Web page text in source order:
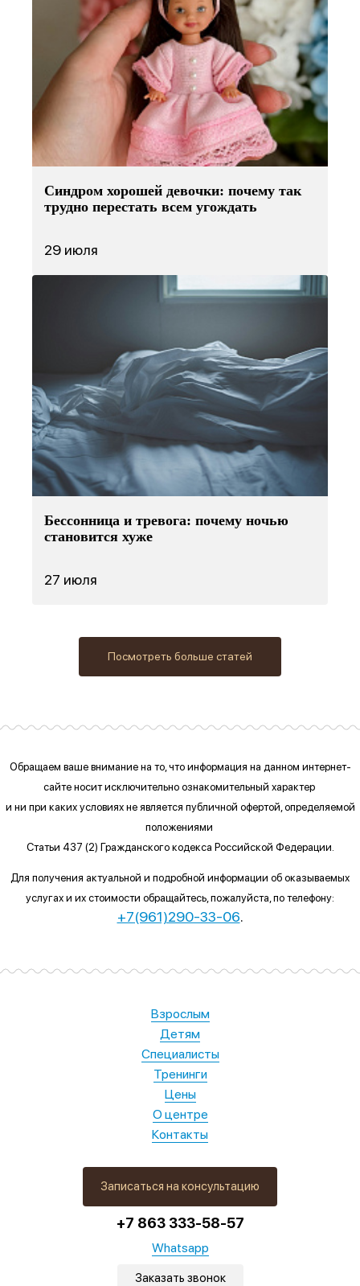
Синдром хорошей девочки: почему так
трудно перестать всем угождать
29 июля
Бессонница и тревога: почему ночью
становится хуже
27 июля
Посмотреть больше статей
Обращаем ваше внимание на то, что информация на данном интернет-
сайтеносит исключительно ознакомительный характер
и ни при каких условияхне является публичной офертой, определяемой
положениями
Статьи 437 (2) Гражданского кодекса Российской Федерации.
Для получения актуальной и подробной информации об оказываемых
услугах и их стоимости обращайтесь, пожалуйста, по телефону:
+7(961)290-33-06.
Записаться на консультацию
+7 863 333-58-57
Whatsapp
Заказать звонок
Взрослым
Детям
Специалисты
Тренинги
Цены
О центре
Контакты